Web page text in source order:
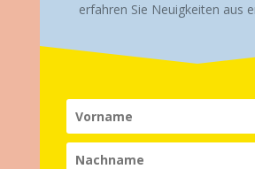
erfahren Sie Neuigkeiten aus